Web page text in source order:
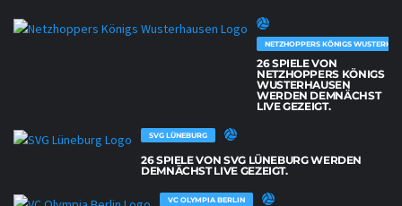
NETZHOPPERS KÖNIGS
26 SPIELE VON
NETZHOPPERS KÖNIGS
WUSTERHAUSEN
WERDEN DEMNÄCHST
LIVE GEZEIGT.
SVG LÜNEBURG
26 SPIELE VON SVG LÜNEBURG WERDEN
DEMNÄCHST LIVE GEZEIGT.
VC OLYMPIA BERLIN